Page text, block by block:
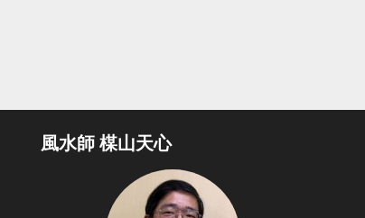
風水師 楳山天心